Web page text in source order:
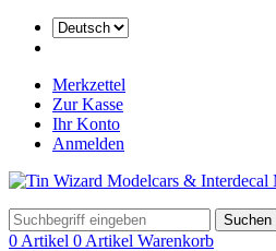
Merkzettel
Zur Kasse
Ihr Konto
Anmelden
Suchen
0 Artikel 0 Artikel Warenkorb